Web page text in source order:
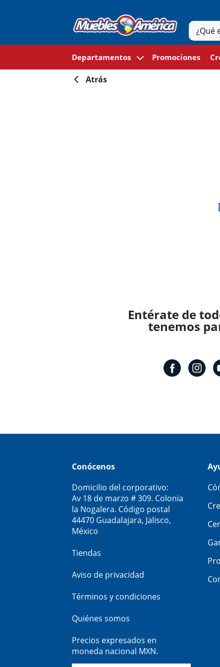
Departamentos Promociones
Atrás
Entérate de
tenemos
Conócenos
Domicilio del corporativo:
Av 18 de marzo # 309. Colonia
la Nogalera. Código postal
44470 Guadalajara, Jalisco,
México
Tiendas
Aviso de privacidad
Términos y condiciones
Quiénes somos
Precios expresados en
moneda nacional MXN.